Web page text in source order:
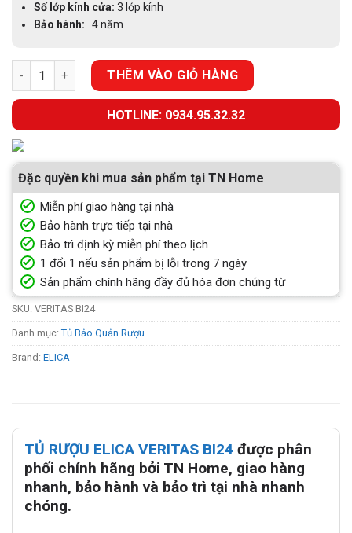
Số lớp kính cửa: 3 lớp kính
Bảo hành: 4 năm
TỦ RƯỢU ELICA VERITAS BI24 số lượng
THÊM VÀO GIỎ HÀNG
HOTLINE: 0934.95.32.32
Đặc quyền khi mua sản phẩm tại TN Home
Miễn phí giao hàng tại nhà
Bảo hành trực tiếp tại nhà
Bảo trì định kỳ miễn phí theo lịch
1 đổi 1 nếu sản phẩm bị lỗi trong 7 ngày
Sản phẩm chính hãng đầy đủ hóa đơn chứng từ
SKU: VERITAS BI24
Danh mục: Tủ Bảo Quản Rượu
Brand: ELICA
TỦ RƯỢU ELICA VERITAS BI24 được phân
phối chính hãng bởi TN Home, giao hàng
nhanh, bảo hành và bảo trì tại nhà nhanh
chóng.